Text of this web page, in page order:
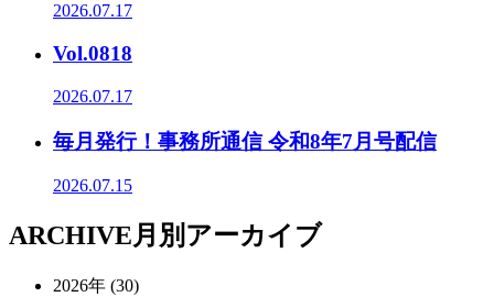
2026.07.17
Vol.0818
2026.07.17
毎月発行！事務所通信 令和8年7月号配信
2026.07.15
ARCHIVE月別アーカイブ
2026年 (30)